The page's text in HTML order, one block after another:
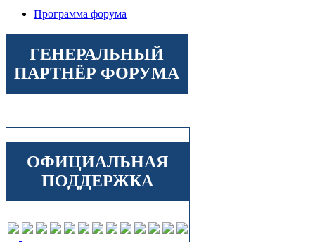
Программа форума
ГЕНЕРАЛЬНЫЙ
ПАРТНЁР ФОРУМА
ОФИЦИАЛЬНАЯ
ПОДДЕРЖКА